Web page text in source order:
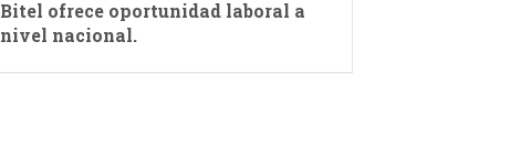
Bitel ofrece oportunidad laboral a
nivel nacional.